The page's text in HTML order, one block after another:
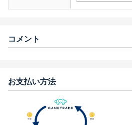
コメント
お支払い方法